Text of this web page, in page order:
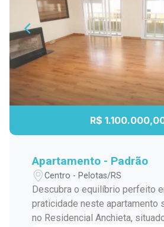
R$
Apartamento - Padrão
Centro - Pelotas/RS
Descubra o equilíbrio perfeito
praticidade neste apartamento
no Residencial Anchieta,